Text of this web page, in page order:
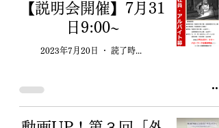
【説明会開催】7月31
日9:00~
2023年7月20日 読了時間: 1分